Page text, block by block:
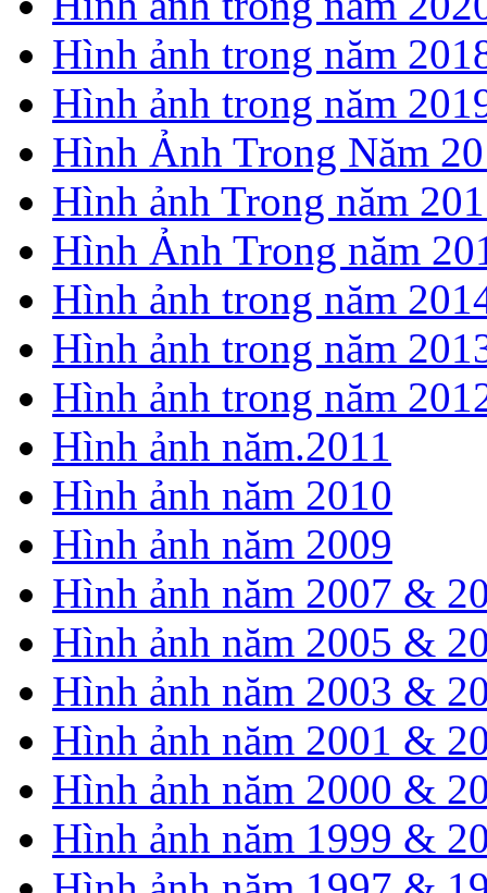
Hình ảnh trong năm
Hình ảnh trong năm
Hình Ảnh Trong Năm
Hình ảnh Trong năm
Hình Ảnh Trong năm
Hình ảnh trong năm
Hình ảnh trong năm
Hình ảnh trong năm
Hình ảnh năm.2011
Hình ảnh năm 2010
Hình ảnh năm 2009
Hình ảnh năm 2007 &
Hình ảnh năm 2005 &
Hình ảnh năm 2003 &
Hình ảnh năm 2001 &
Hình ảnh năm 2000 &
Hình ảnh năm 1999 &